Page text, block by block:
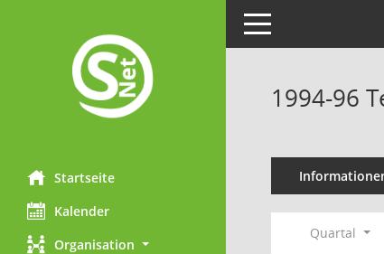
Startseite
Kalender
Organisation
Toggle navigation
1994-96
Quartal